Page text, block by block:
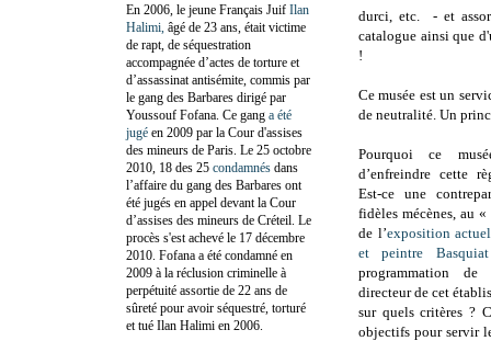
durci, etc. - et
catalogue ainsi que
!
Ce musée est un
de neutralité. Un
Pourquoi ce
d’enfreindre cette
Est-ce une
fidèles mécènes, au
de l’exposition
et peintre Basquiat
programmation
directeur de cet
sur quels critères ?
objectifs pour servir
En 2006, le jeune Français Juif Ilan
Halimi, âgé de 23 ans, était victime
de rapt, de séquestration
accompagnée d’actes de torture et
d’assassinat antisémite, commis par
le gang des Barbares dirigé par
Youssouf Fofana. Ce gang a été
jugé en 2009 par la Cour d'assises
des mineurs de Paris. Le 25 octobre
2010, 18 des 25 condamnés dans
l’affaire du gang des Barbares ont
été jugés en appel devant la Cour
d’assises des mineurs de Créteil. Le
procès s'est achevé le 17 décembre
2010. Fofana a été condamné en
2009 à la réclusion criminelle à
perpétuité assortie de 22 ans de
sûreté pour avoir séquestré, torturé
et tué Ilan Halimi en 2006.